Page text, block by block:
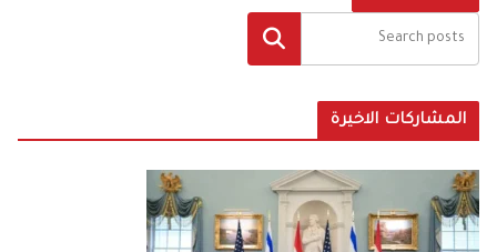
البحث
المشاركات الاخيرة